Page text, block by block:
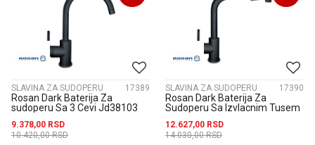
SLAVINA ZA SUDOPERU 17389
Rosan Dark Baterija Za
sudoperu Sa 3 Cevi Jd38103
9.378,00 RSD
10.420,00RSD
SLAVINA ZA SUDOPERU 17390
Rosan Dark Baterija Za
Sudoperu Sa Izvlacnim Tusem
12.627,00 RSD
14.030,00RSD